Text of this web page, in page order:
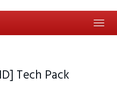
Tech Pack